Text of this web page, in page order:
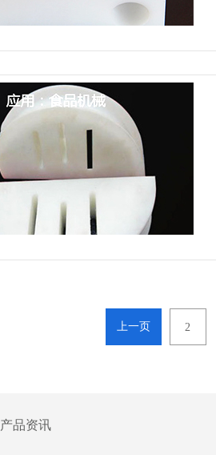
上一页 2
产品资讯